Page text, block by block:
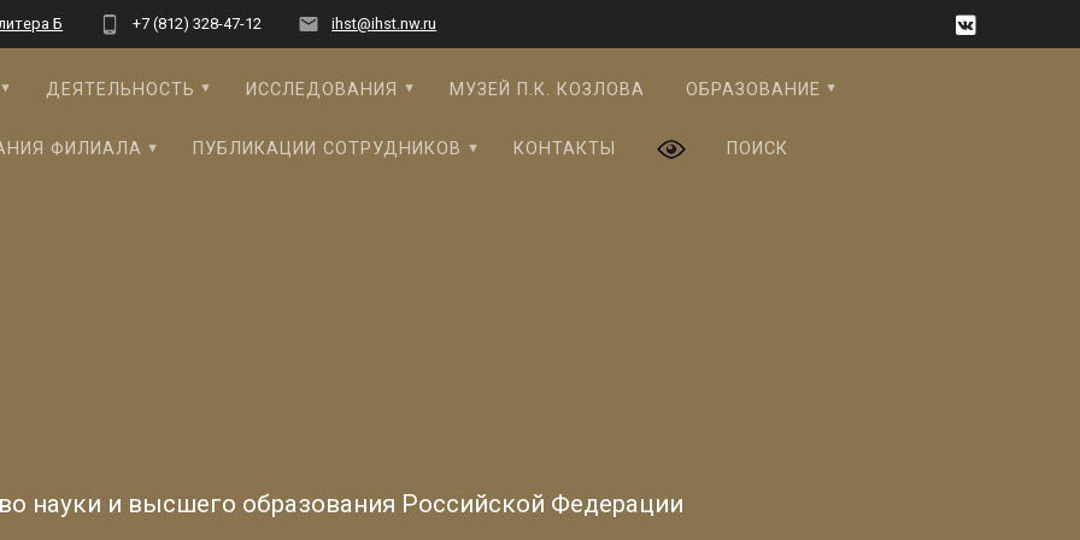
Б +7 (812) 328-47-12 ihst@ihst.nw.ru
ДЕЯТЕЛЬНОСТЬ ИССЛЕДОВАНИЯ МУЗЕЙ П.К. КОЗЛОВА ОБРАЗОВАНИЕ
ФИЛИАЛА ПУБЛИКАЦИИ СОТРУДНИКОВ КОНТАКТЫ ПОИСК
науки и высшего образования Российской Федерации